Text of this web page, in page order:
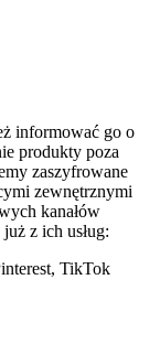
informować go o
produkty poza
zaszyfrowane
zewnętrznymi
kanałów
z ich usług:
TikTok